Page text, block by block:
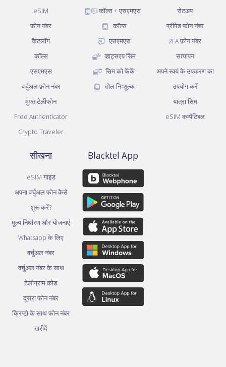
eSIM
फ़ोन नंबर
कैटलॉग
कॉल्स
एसएमएस
वर्चुअल फ़ोन नंबर
मुफ्त टेलीफोन
Free Authenticator
Crypto Traveler
कॉल्स + एसएमएस
कॉल्स
एसएमएस
व्हाट्सएप सिम
सिम को फेंकें
तोल निःशुल्क
सेटअप
प्रीपेड फ़ोन नंबर
2FA फ़ोन नंबर
सत्यापन
अपने स्वयं के उपकरण का
उपयोग करें
यात्रा सिम
eSIM कम्पैटिबल
सीखना
eSIM गाइड
अपना वर्चुअल फोन कैसे
शुरू करें?
मूल्य निर्धारण और योजनाएं
Whatsapp के लिए
वर्चुअल नंबर
वर्चुअल नंबर के साथ
टेलीग्राम कोड
दूसरा फोन नंबर
क्रिप्टो के साथ फोन नंबर
खरीदें
Blacktel App